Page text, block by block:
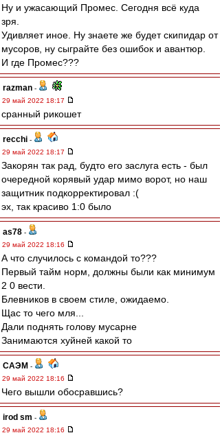
Ну и ужасающий Промес. Сегодня всё куда
зря.
Удивляет иное. Ну знаете же будет скипидар от
мусоров, ну сыграйте без ошибок и авантюр.
И где Промес???
razman -
29 май 2022 18:17
сранный рикошет
recchi -
29 май 2022 18:17
Закорян так рад, будто его заслуга есть - был
очередной корявый удар мимо ворот, но наш
защитник подкорректировал :(
эх, так красиво 1:0 было
as78 -
29 май 2022 18:16
А что случилось с командой то???
Первый тайм норм, должны были как минимум
2 0 вести.
Блевников в своем стиле, ожидаемо.
Щас то чего мля...
Дали поднять голову мусарне
Занимаются хуйней какой то
САЭМ -
29 май 2022 18:16
Чего вышли обосравшись?
irod sm -
29 май 2022 18:16